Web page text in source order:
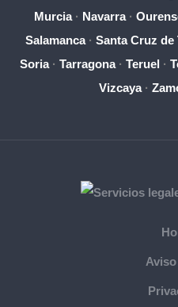
Murcia· Navarra·
Salamanca· Santa Cruz de
Soria· Tarragona· Teruel ·
Vizcaya·